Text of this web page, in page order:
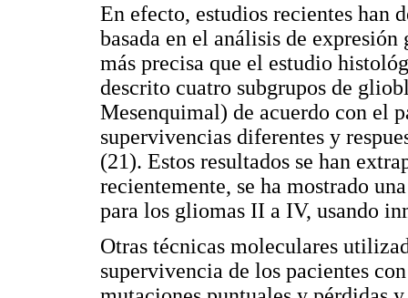
En efecto, estudios recientes han
basada en el análisis de
más precisa que el estudio
descrito cuatro subgrupos de
Mesenquimal) de acuerdo con el
supervivencias diferentes y
(21). Estos resultados se han
recientemente, se ha mostrado
para los gliomas II a IV, usando
Otras técnicas moleculares
supervivencia de los pacientes